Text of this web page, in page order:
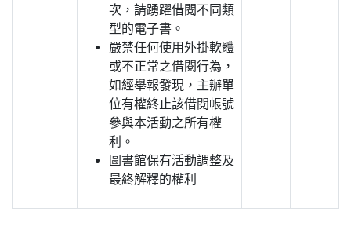
次，請踴躍借閱不同類
型的電子書。
嚴禁任何使用外掛軟體
或不正常之借閱行為，
如經舉報發現，主辦單
位有權終止該借閱帳號
參與本活動之所有權
利。
圖書館保有活動調整及
最終解釋的權利